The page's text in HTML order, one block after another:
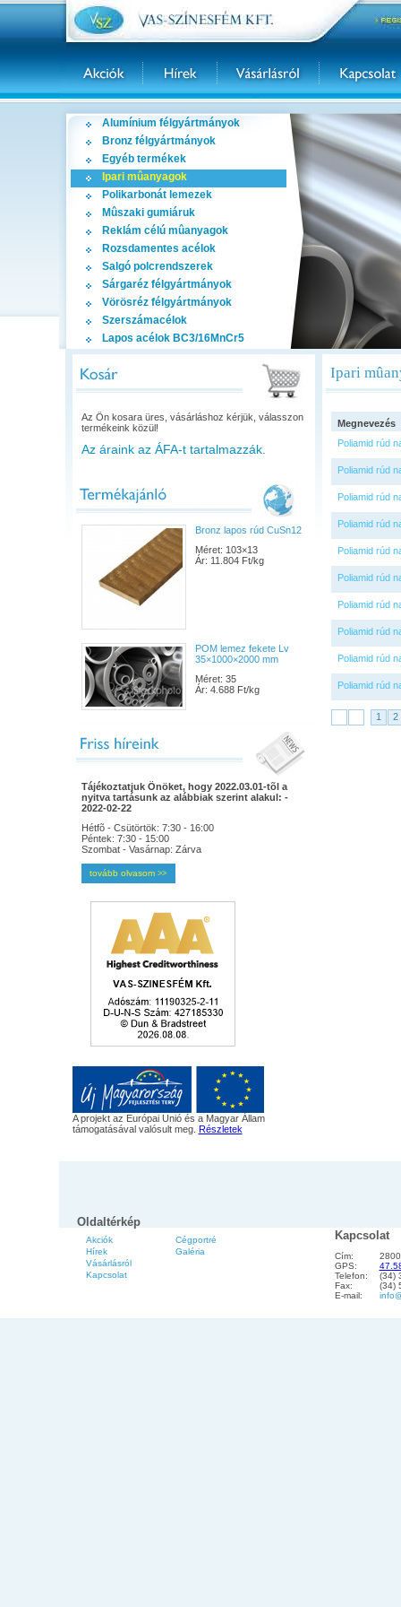
Alumínium félgyártmányok
Bronz félgyártmányok
Egyéb termékek
Ipari mûanyagok
Polikarbonát lemezek
Mûszaki gumiáruk
Reklám célú mûanyagok
Rozsdamentes acélok
Salgó polcrendszerek
Sárgaréz félgyártmányok
Vörösréz félgyártmányok
Szerszámacélok
Lapos acélok BC3/16MnCr5
Az Ön kosara üres, vásárláshoz kérjük, válasszon
termékeink közül!
Az áraink az ÁFA-t tartalmazzák.
Bronz lapos rúd CuSn12
Méret: 103×13
Ár: 11.804 Ft/kg
POM lemez fekete Lv
35×1000×2000 mm
Méret: 35
Ár: 4.688 Ft/kg
Tájékoztatjuk Önöket, hogy 2022.03.01-tõl a
nyitva tartásunk az alábbiak szerint alakul: -
2022-02-22
Hétfõ - Csütörtök: 7:30 - 16:00
Péntek: 7:30 - 15:00
Szombat - Vasárnap: Zárva
tovább olvasom >>
A projekt az Európai Unió és a Magyar Állam
támogatásával valósult meg. Részletek
Ipari
Megnevezés
Poliamid rúd
Poliamid rúd
Poliamid rúd
Poliamid rúd
Poliamid rúd
Poliamid rúd
Poliamid rúd
Poliamid rúd
Poliamid rúd
Poliamid rúd
1 2
Oldaltérkép
Akciók
Hírek
Vásárlásról
Kapcsolat
Cégportré
Galéria
Kapcsolat
Cím:
GPS:
Telefon:
(34)
Fax:
(34)
E-mail: